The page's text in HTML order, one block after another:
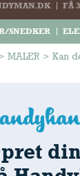
FÅ
SNEDKER
MALER > Kan